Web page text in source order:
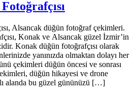
Alsancak düğün fotoğraf çekimleri.
Konak ve Alsancak güzel İzmir’in
Konak düğün fotoğrafçısı olarak
yanınızda olmaktan dolayı her
çekimleri düğün öncesi ve sonrası
düğün hikayesi ve drone
alanda bu güzel gününüzü […]